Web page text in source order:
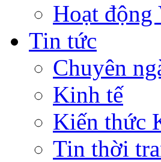
Hoạt động
Tin tức
Chuyên
Kinh tế
Kiến thức
Tin thời